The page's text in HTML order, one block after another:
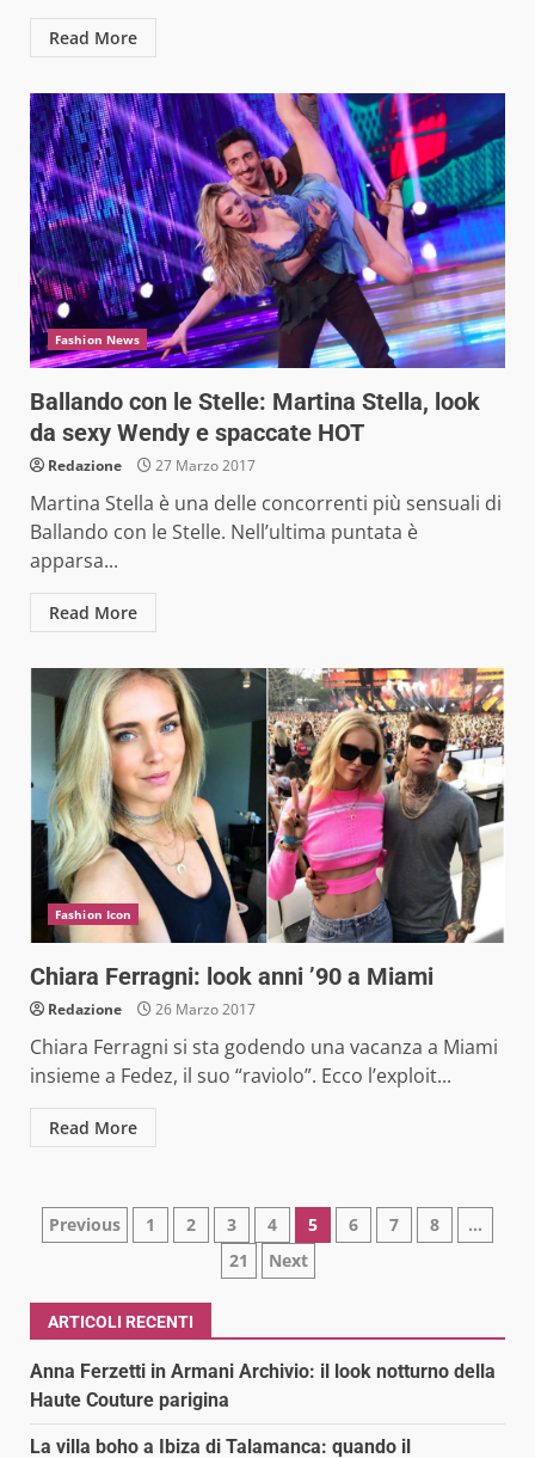
Read More
Fashion News
Ballando con le Stelle: Martina Stella, look
da sexy Wendy e spaccate HOT
Redazione 27 Marzo 2017
Martina Stella è una delle concorrenti più sensuali di
Ballando con le Stelle. Nell’ultima puntata è
apparsa...
Read More
Fashion Icon
Chiara Ferragni: look anni ’90 a Miami
Redazione 26 Marzo 2017
Chiara Ferragni si sta godendo una vacanza a Miami
insieme a Fedez, il suo “raviolo”. Ecco l’exploit...
Read More
Paginazione
articoli
Previous 1 2 3 4 5 6 7 8
…
21
Next
ARTICOLI RECENTI
Anna Ferzetti in Armani Archivio: il look notturno della
Haute Couture parigina
La villa boho a Ibiza di Talamanca: quando il